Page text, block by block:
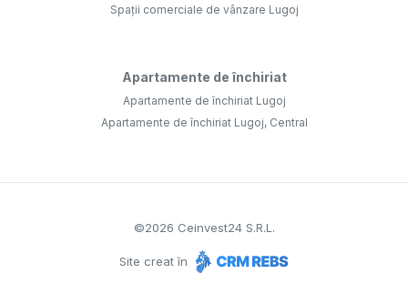
Spații comerciale de vânzare Lugoj
Apartamente de închiriat
Apartamente de închiriat Lugoj
Apartamente de închiriat Lugoj, Central
©2026 Ceinvest24 S.R.L.
Site creat în